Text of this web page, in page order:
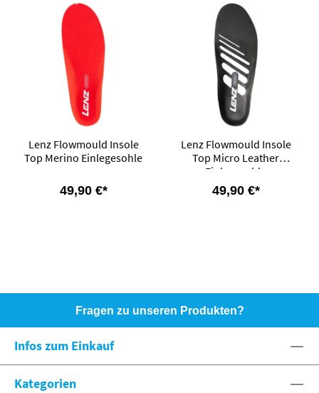
Lenz Flowmould Insole
Top Merino Einlegesohle
49,90 €*
Lenz Flowmould Insole
Top Micro Leather
Einlegesohle
49,90 €*
Fragen zu unseren Produkten?
eshop@spexx.org
Infos zum Einkauf
Kategorien